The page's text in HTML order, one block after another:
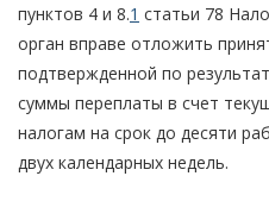
пунктов 4 и 8.1 статьи 78
орган вправе отложить
подтвержденной по
суммы переплаты в счет
налогам на срок до десяти
двух календарных недель.